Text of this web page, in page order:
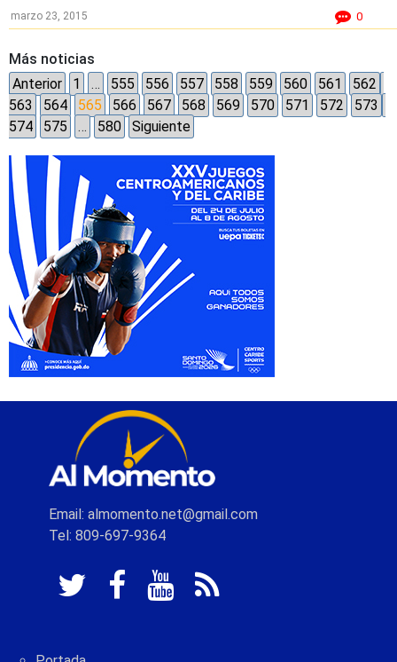
marzo 23, 2015 0
Más noticias
Anterior
1 … 555 556 557 558 559 560 561
562
563
564 565 566 567 568 569 570 571 572
573
574
575 … 580 Siguiente
Email: almomento.net@gmail.com
Tel: 809-697-9364